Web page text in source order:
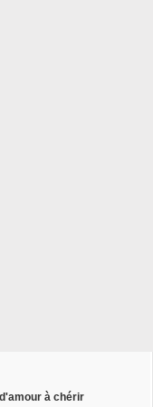
à chérir